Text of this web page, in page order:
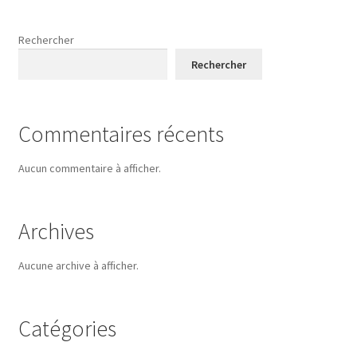
Rechercher
Rechercher
Commentaires récents
Aucun commentaire à afficher.
Archives
Aucune archive à afficher.
Catégories